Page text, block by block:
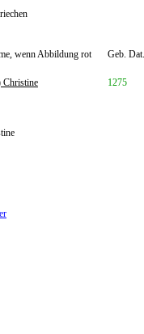
wenn Abbildung rot Geb.
1275